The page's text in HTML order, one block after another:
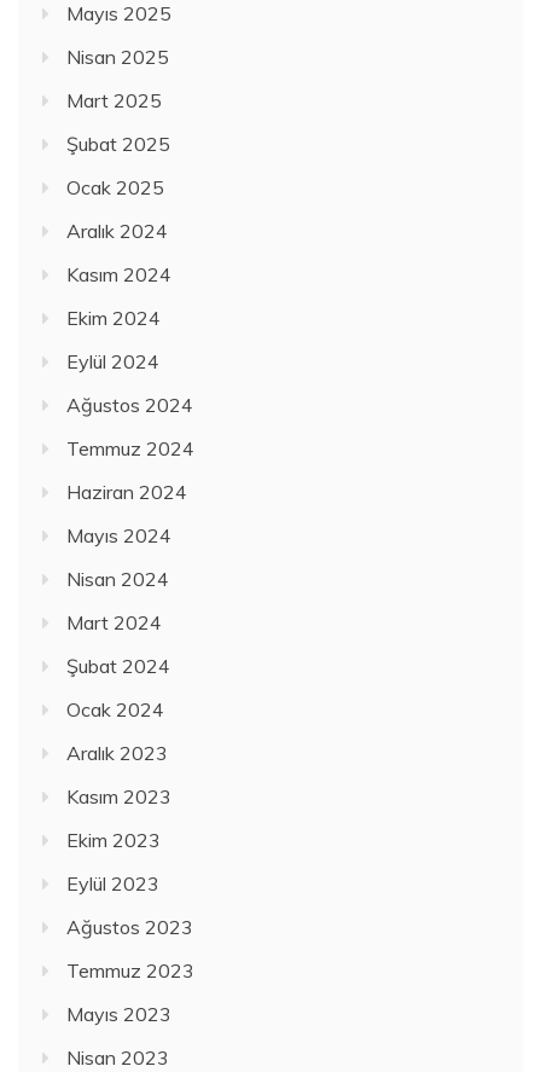
Mayıs 2025
Nisan 2025
Mart 2025
Şubat 2025
Ocak 2025
Aralık 2024
Kasım 2024
Ekim 2024
Eylül 2024
Ağustos 2024
Temmuz 2024
Haziran 2024
Mayıs 2024
Nisan 2024
Mart 2024
Şubat 2024
Ocak 2024
Aralık 2023
Kasım 2023
Ekim 2023
Eylül 2023
Ağustos 2023
Temmuz 2023
Mayıs 2023
Nisan 2023